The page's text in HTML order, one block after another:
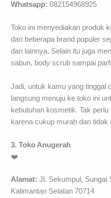
Whatsapp: 082154968925
Toko ini menyediakan produk
dari beberapa brand populer
dan lainnya. Selain itu juga
sabun, body scrub sampai
Jadi, untuk kamu yang tinggal
langsung menuju ke toko ini
kebutuhan kosmetik. Tak
karena cukup murah dan tidak
3. Toko Anugerah
❤️
Alamat: Jl. Sekumpul, Sungai
Kalimantan Selatan 70714